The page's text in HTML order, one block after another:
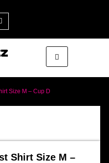
Size M – Cup D
Shirt Size M –